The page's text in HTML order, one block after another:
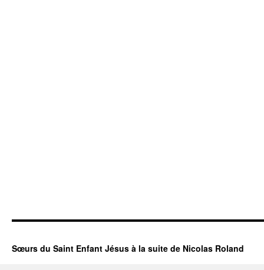
Sœurs du Saint Enfant Jésus à la suite de Nicolas Roland